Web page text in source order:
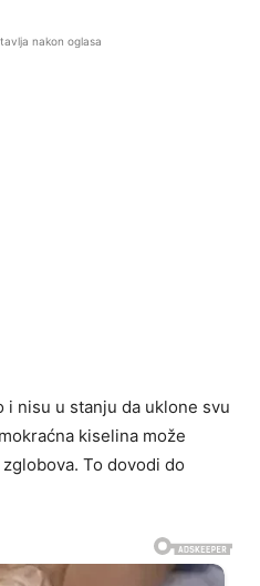
nakon oglasa
i nisu u stanju da uklone svu
kiselina može
To dovodi do